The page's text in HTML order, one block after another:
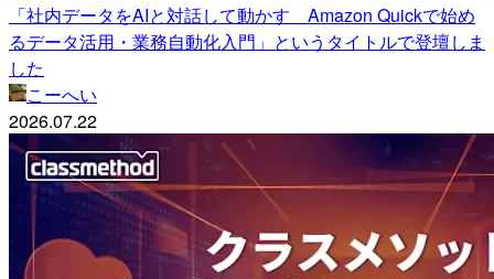
「社内データをAIと対話して動かす Amazon Quickで始め
るデータ活用・業務自動化入門」というタイトルで登壇しま
した
こーへい
2026.07.22